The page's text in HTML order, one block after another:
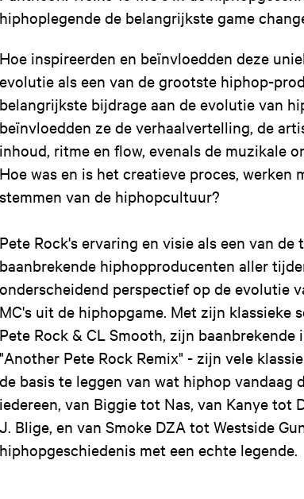
hiphoplegende de belangrijkste game
Hoe inspireerden en beïnvloedden deze
evolutie als een van de grootste hiphop-
belangrijkste bijdrage aan de evolutie van
beïnvloedden ze de verhaalvertelling, de
inhoud, ritme en flow, evenals de muzikale
Hoe was en is het creatieve proces, werken
stemmen van de hiphopcultuur?
Pete Rock's ervaring en visie als een van de
baanbrekende hiphopproducenten aller
onderscheidend perspectief op de evolutie
MC's uit de hiphopgame. Met zijn klassieke
Pete Rock & CL Smooth, zijn
"Another Pete Rock Remix" - zijn vele
de basis te leggen van wat hiphop vandaag
iedereen, van Biggie tot Nas, van Kanye tot
J. Blige, en van Smoke DZA tot Westside
hiphopgeschiedenis met een echte legende.